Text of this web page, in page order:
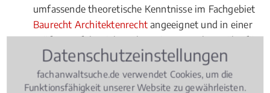
umfassende theoretische Kenntnisse im Fachgebiet
Baurecht Architektenrecht angeeignet und in einer
Prüfung erfolgreich nachgewiesen. Fachanwälte für
BaurechtArchitektenrechtmüssen sich übrigens
nach ihrer Ernennung jährlich fortbilden. Sie dürfen
auch nur in ingesamt drei Rechtsgebieten den Titel
Datenschutzeinstellungen
fachanwaltsuche.de verwendet Cookies, um die
Funktionsfähigkeit unserer Website zu gewährleisten.